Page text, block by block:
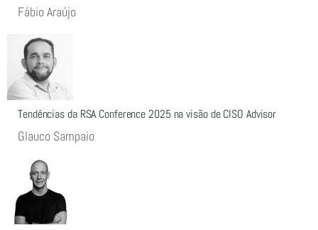
Fábio Araújo
Tendências da RSA Conference 2025 na visão de CISO Advisor
Glauco Sampaio